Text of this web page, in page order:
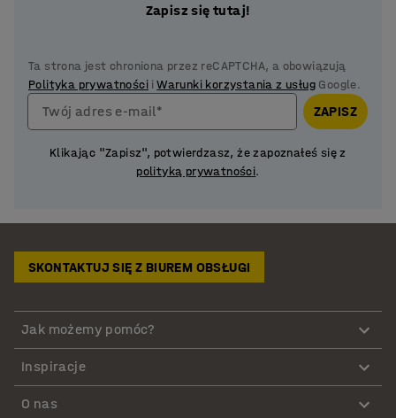
Zapisz się tutaj!
Ta strona jest chroniona przez reCAPTCHA, a obowiązują
Polityka prywatności iWarunki korzystania z usług Google.
Twój adres e-mail* ZAPISZ
Klikając "Zapisz", potwierdzasz, że zapoznałeś się z
polityką prywatności.
SKONTAKTUJ SIĘ Z BIUREM OBSŁUGI
Jak możemy pomóc?
Inspiracje
O nas